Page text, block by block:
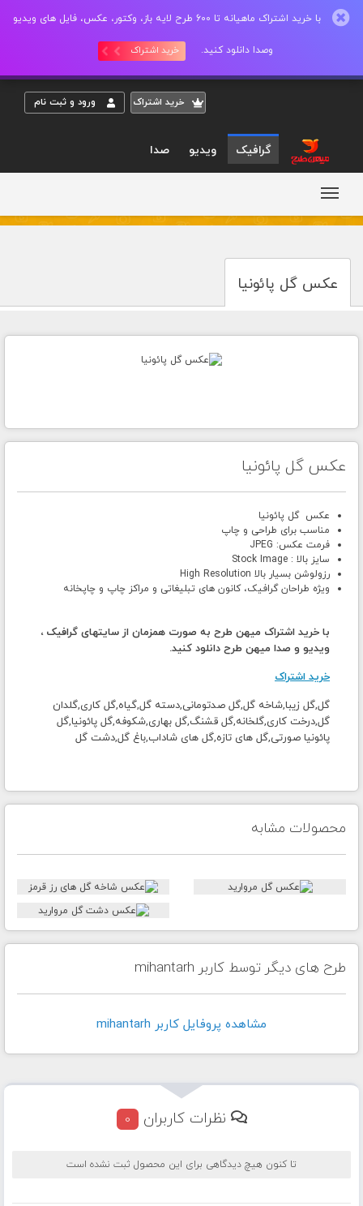
با خرید اشتراک ماهیانه تا 600 طرح لایه باز، وکتور، عکس، فایل های ویدیو
وصدا دانلود کنید. خرید اشتراک
خريد اشتراک ورود و ثبت نام
گرافیک ویدیو صدا
عکس گل پائونیا
عکس گل پائونیا
عکس گل پائونیا
مناسب برای طراحی و چاپ
فرمت عکس: JPEG
سایز بالا : Stock Image
رزولوشن بسیار بالا High Resolution
ویژه طراحان گرافیک، کانون های تبلیغاتی و مراکز چاپ و چاپخانه
با خرید اشتراک میهن طرح به صورت همزمان از سایتهای گرافیک ،
ویدیو و صدا میهن طرح دانلود کنید.
خرید اشتراک
گل,گل زیبا,شاخه گل,گل صدتومانی,دسته گل,گیاه,گل کاری,گلدان
گل,درخت کاری,گلخانه,گل قشنگ,گل بهاری,شکوفه,گل پائونیا,گل
پائونیا صورتی,گل های تازه,گل های شاداب,باغ گل,دشت گل
محصولات مشابه
طرح های دیگر توسط کاربر mihantarh
مشاهده پروفايل کاربر mihantarh
نظرات کاربران 0
تا کنون هیچ دیدگاهی برای این محصول ثبت نشده است